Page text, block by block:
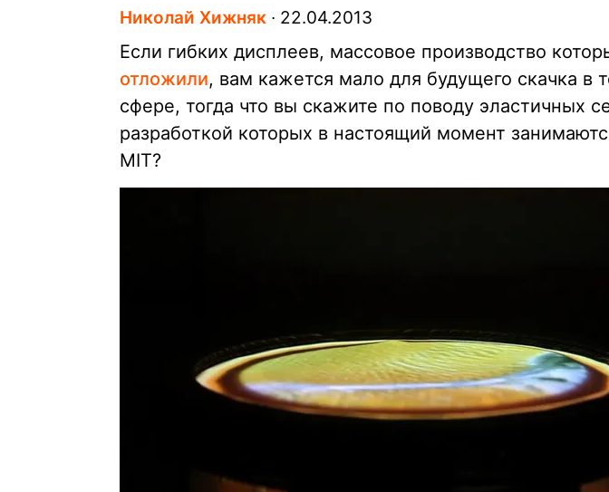
Николай Хижняк ∙ 22.04.2013
Если гибких дисплеев, массовое производство
отложили, вам кажется мало для будущего скачка в
сфере, тогда что вы скажите по поводу эластичных
разработкой которых в настоящий момент
MIT?